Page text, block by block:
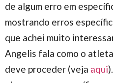
de algum erro em
mostrando erros
que achei muito
Angelis fala como o
deve proceder (veja aqui